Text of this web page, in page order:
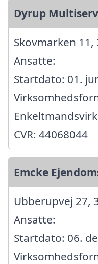
Dyrup
Skovmarken
Ansatte:
Startdato: 01.
CVR: 44068044
Emcke
Ubberupvej 27,
Ansatte:
Startdato: 06.